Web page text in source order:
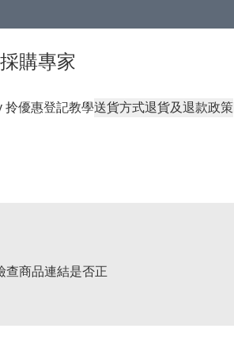
購專家
拎優惠登記教學送貨方式退貨及退款政策
查商品連結是否正